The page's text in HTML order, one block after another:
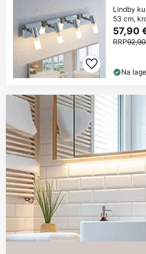
Lindby
53 cm,
57,90
RRP
Na